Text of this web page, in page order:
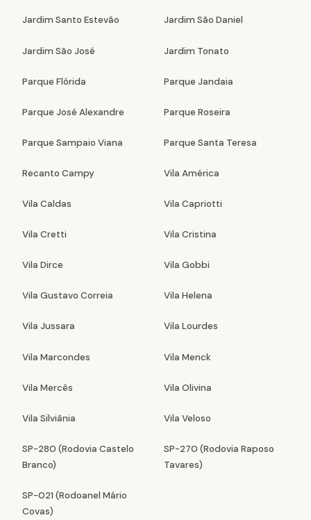
Jardim Santo Estevão Jardim São Daniel
Jardim São José Jardim Tonato
Parque Flórida Parque Jandaia
Parque José Alexandre Parque Roseira
Parque Sampaio Viana Parque Santa Teresa
Recanto Campy Vila América
Vila Caldas Vila Capriotti
Vila Cretti Vila Cristina
Vila Dirce Vila Gobbi
Vila Gustavo Correia Vila Helena
Vila Jussara Vila Lourdes
Vila Marcondes Vila Menck
Vila Mercês Vila Olivina
Vila Silviânia Vila Veloso
SP-280 (Rodovia Castelo
Branco)
SP-270 (Rodovia Raposo
Tavares)
SP-021 (Rodoanel Mário
Covas)